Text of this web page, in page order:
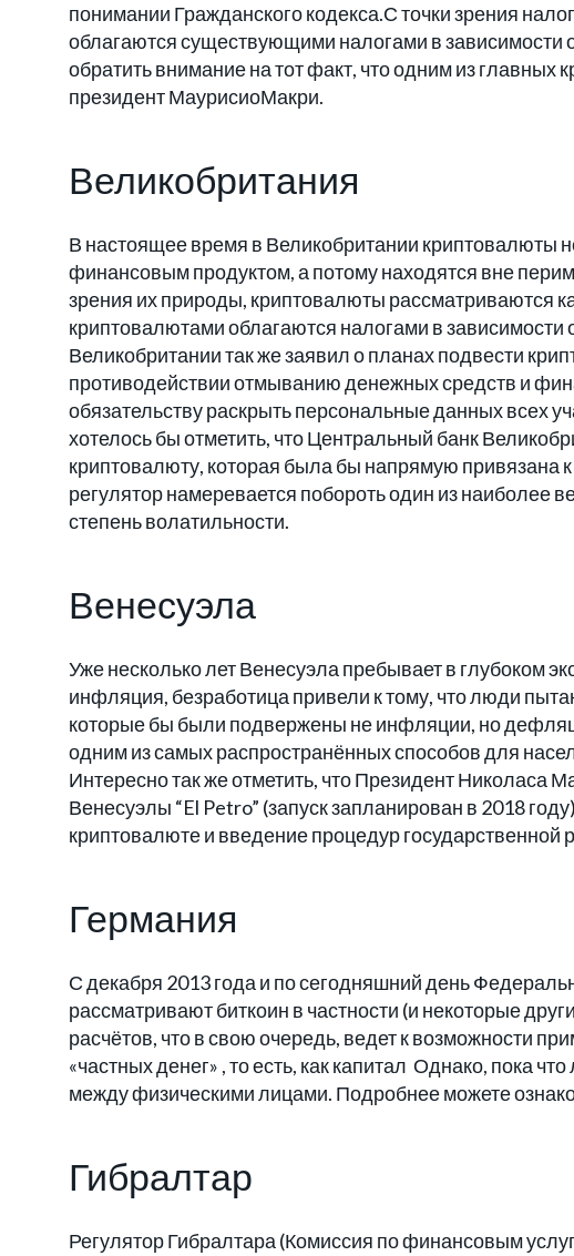
понимании Гражданского кодекса.С точки зрения
облагаются существующими налогами в зависимости
обратить внимание на тот факт, что одним из главных
президент МаурисиоМакри.
Великобритания
В настоящее время в Великобритании криптовалюты
финансовым продуктом, а потому находятся вне
зрения их природы, криптовалюты рассматриваются
криптовалютами облагаются налогами в
Великобритании так же заявил о планах подвести
противодействии отмыванию денежных средств и
обязательству раскрыть персональные данных всех
хотелось бы отметить, что Центральный банк
криптовалюту, которая была бы напрямую привязана
регулятор намеревается побороть один из наиболее
степень волатильности.
Венесуэла
Уже несколько лет Венесуэла пребывает в глубоком
инфляция, безработица привели к тому, что люди
которые бы были подвержены не инфляции, но
одним из самых распространённых способов для
Интересно так же отметить, что Президент Николаса
Венесуэлы “El Petro” (запуск запланирован в 2018
криптовалюте и введение процедур государственной
Германия
С декабря 2013 года и по сегодняшний день
рассматривают биткоин в частности (и некоторые
расчётов, что в свою очередь, ведет к возможности
«частных денег» , то есть, как капитал Однако, пока
между физическими лицами. Подробнее можете
Гибралтар
Регулятор Гибралтара (Комиссия по финансовым